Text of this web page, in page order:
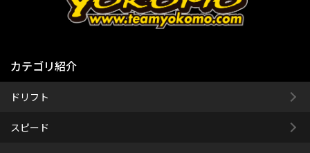
カテゴリ紹介
ドリフト
スピード